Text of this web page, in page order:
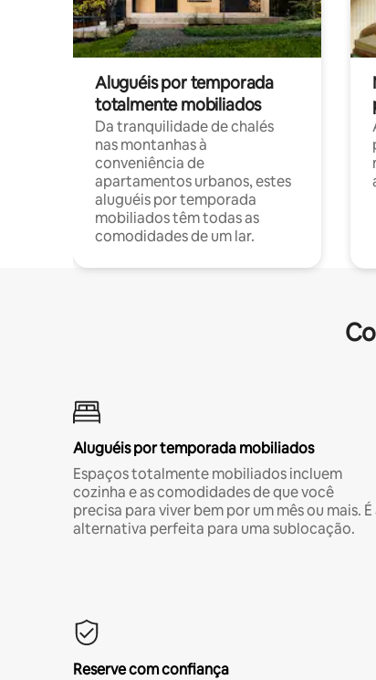
Aluguéis por temporada
totalmente mobiliados
Da tranquilidade de chalés
nas montanhas à
conveniência de
apartamentos urbanos, estes
aluguéis por temporada
mobiliados têm todas as
comodidades de um lar.
Aluguéis por temporada mobiliados
Espaços totalmente mobiliados incluem
cozinha e as comodidades de que você
precisa para viver bem por um mês ou mais. É
alternativa perfeita para uma sublocação.
Reserve com confiança